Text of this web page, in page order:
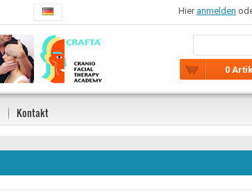
0
Hier anmelden
Kontakt